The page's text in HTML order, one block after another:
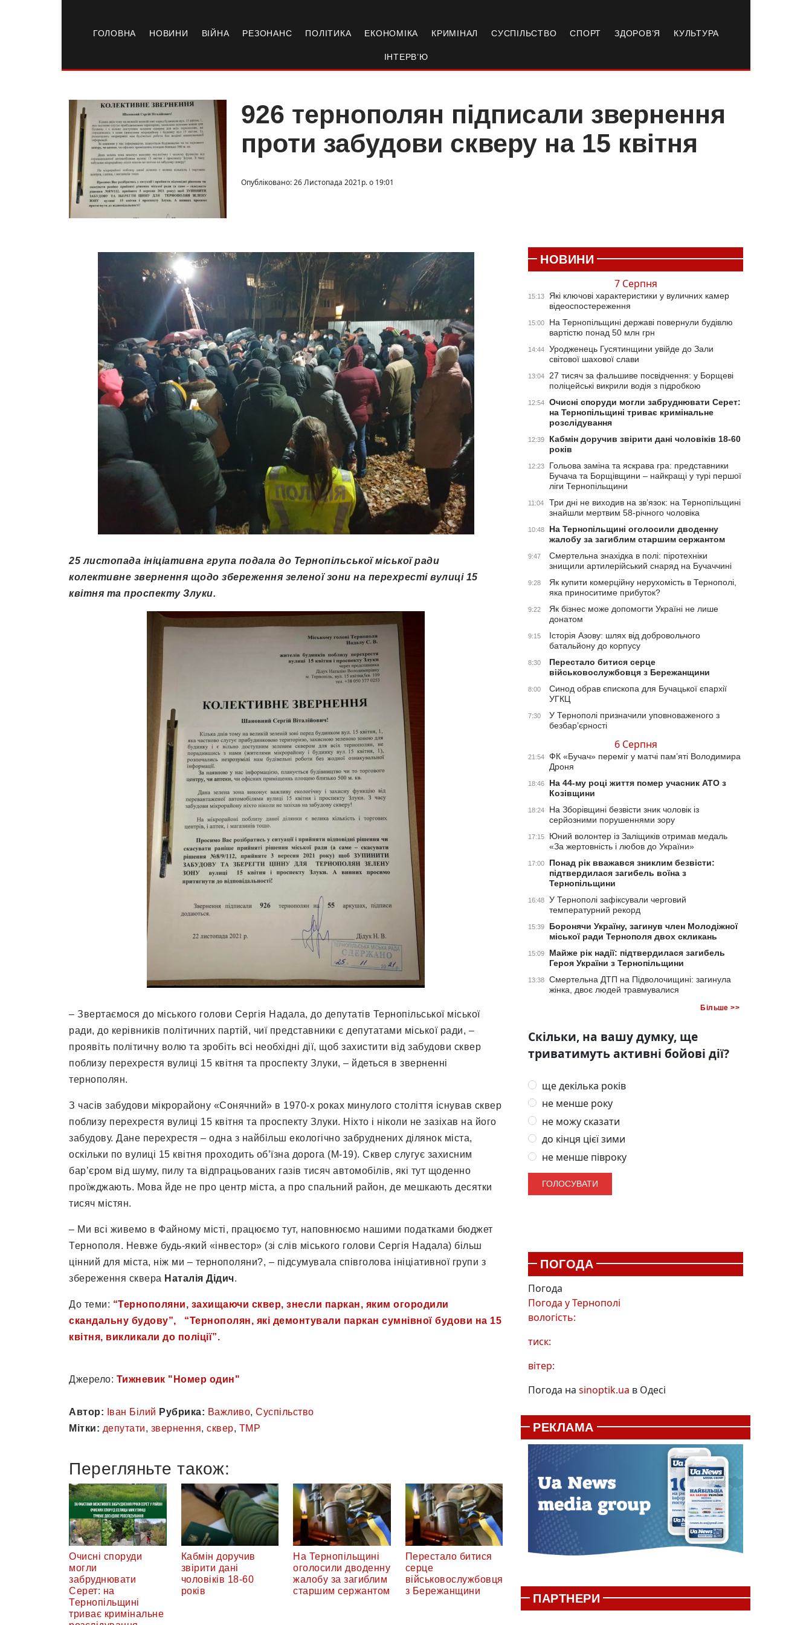
ГОЛОВНА НОВИНИ ВІЙНА РЕЗОНАНС ПОЛІТИКА ЕКОНОМІКА КРИМІНАЛ СУСПІЛЬСТВО СПОРТ ЗДОРОВ’Я КУЛЬТУРА
ІНТЕРВ’Ю
926 тернополян підписали звернення
проти забудови скверу на 15 квітня
Опубліковано: 26 Листопада 2021р. о 19:01
25 листопада ініціативна група подала до Тернопільської міської ради
колективне звернення щодо збереження зеленої зони на перехресті вулиці 15
квітня та проспекту Злуки.
– Звертаємося до міського голови Сергія Надала, до депутатів Тернопільської міської
ради, до керівників політичних партій, чиї представники є депутатами міської ради, –
проявіть політичну волю та зробіть всі необхідні дії, щоб захистити від забудови сквер
поблизу перехрестя вулиці 15 квітня та проспекту Злуки, – йдеться в зверненні
тернополян.
​З часів забудови мікрорайону «Сонячний» в 1970-х роках минулого століття існував сквер
поблизу перехрестя вулиці 15 квітня та проспекту Злуки. Ніхто і ніколи не зазіхав на його
забудову. Дане перехрестя – одна з найбільш екологічно забруднених ділянок міста,
оскільки по вулиці 15 квітня проходить об’їзна дорога (М-19). Сквер слугує захисним
бар’єром від шуму, пилу та відпрацьованих газів тисяч автомобілів, які тут щоденно
проїжджають. Мова йде не про центр міста, а про спальний район, де мешкають десятки
тисяч містян.
– Ми всі живемо в Файному місті, працюємо тут, наповнюємо нашими податками бюджет
Тернополя. Невже будь-який «інвестор» (зі слів міського голови Сергія Надала) більш
цінний для міста, ніж ми – тернополяни?, – підсумувала співголова ініціативної групи з
збереження сквера Наталія Дідич.
До теми: “Тернополяни, захищаючи сквер, знесли паркан, яким огородили
скандальну будову”,
“Тернополян, які демонтували паркан сумнівної будови на 15
квітня, викликали до поліції”.
Джерело: Тижневик "Номер один"
Автор: Іван Білий Рубрика: Важливо, Суспільство
Мітки: депутати, звернення, сквер, ТМР
Перегляньте також:
Очисні споруди
могли
забруднювати
Серет: на
Тернопільщині
триває кримінальне
Кабмін доручив
звірити дані
чоловіків 18-60
років
На Тернопільщині
оголосили дводенну
жалобу за загиблим
старшим сержантом
Перестало битися
серце
військовослужбовця
з Бережанщини
НОВИНИ
7 Серпня
15:13
Які ключові характеристики у вуличних камер
відеоспостереження
15:00
На Тернопільщині державі повернули будівлю
вартістю понад 50 млн грн
14:44
Уродженець Гусятинщини увійде до Зали
світової шахової слави
13:04
27 тисяч за фальшиве посвідчення: у Борщеві
поліцейські викрили водія з підробкою
12:54
Очисні споруди могли забруднювати Серет:
на Тернопільщині триває кримінальне
розслідування
12:39
Кабмін доручив звірити дані чоловіків 18-60
років
12:23
Гольова заміна та яскрава гра: представники
Бучача та Борщівщини – найкращі у турі першої
ліги Тернопільщини
11:04
Три дні не виходив на зв’язок: на Тернопільщині
знайшли мертвим 58-річного чоловіка
10:48
На Тернопільщині оголосили дводенну
жалобу за загиблим старшим сержантом
9:47
Смертельна знахідка в полі: піротехніки
знищили артилерійський снаряд на Бучаччині
9:28
Як купити комерційну нерухомість в Тернополі,
яка приноситиме прибуток?
9:22
Як бізнес може допомогти Україні не лише
донатом
9:15
Історія Азову: шлях від добровольчого
батальйону до корпусу
8:30
Перестало битися серце
військовослужбовця з Бережанщини
8:00
Синод обрав єпископа для Бучацької єпархії
УГКЦ
7:30
У Тернополі призначили уповноваженого з
безбар’єрності
6 Серпня
21:54
ФК «Бучач» переміг у матчі пам’яті Володимира
Дроня
18:46
На 44-му році життя помер учасник АТО з
Козівщини
18:24
На Зборівщині безвісти зник чоловік із
серйозними порушеннями зору
17:15
Юний волонтер із Заліщиків отримав медаль
«За жертовність і любов до України»
17:00
Понад рік вважався зниклим безвісти:
підтвердилася загибель воїна з
Тернопільщини
16:48
У Тернополі зафіксували черговий
температурний рекорд
15:39
Боронячи Україну, загинув член Молодіжної
міської ради Тернополя двох скликань
15:09
Майже рік надії: підтвердилася загибель
Героя України з Тернопільщини
13:38
Смертельна ДТП на Підволочищині: загинула
жінка, двоє людей травмувалися
Більше >>
Скільки, на вашу думку, ще
триватимуть активні бойові дії?
ще декілька років
не менше року
не можу сказати
до кінця цієї зими
не менше півроку
ПОГОДА
Погода
Погода уТернополі
вологість:
тиск:
вітер:
Погода на sinoptik.ua в Одесі
РЕКЛАМА
ПАРТНЕРИ